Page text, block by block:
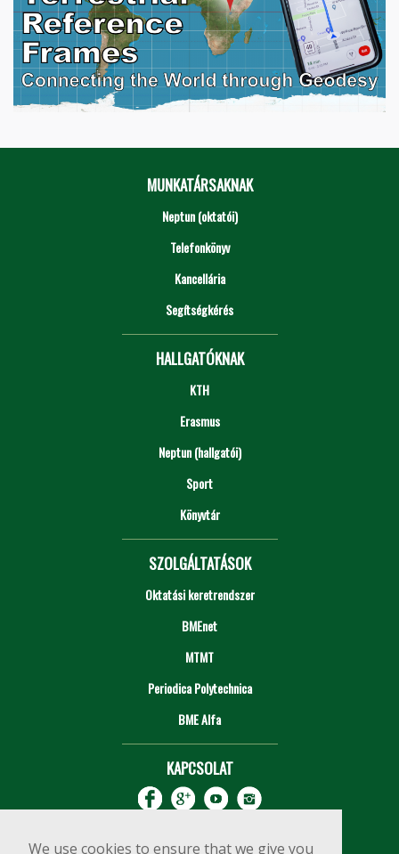
We use cookies to ensure that we give you
MUNKATÁRSAKNAK
Neptun (oktatói)
Telefonkönyv
Kancellária
Segítségkérés
HALLGATÓKNAK
KTH
Erasmus
Neptun (hallgatói)
Sport
Könyvtár
SZOLGÁLTATÁSOK
Oktatási keretrendszer
BMEnet
MTMT
Periodica Polytechnica
BME Alfa
KAPCSOLAT